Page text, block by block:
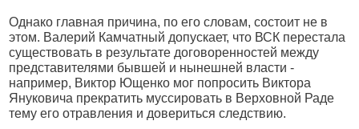
Однако главная причина, по его словам, состоит не в
этом. Валерий Камчатный допускает, что ВСК перестала
существовать в результате договоренностей между
представителями бывшей и нынешней власти -
например, Виктор Ющенко мог попросить Виктора
Януковича прекратить муссировать в Верховной Раде
тему его отравления и довериться следствию.